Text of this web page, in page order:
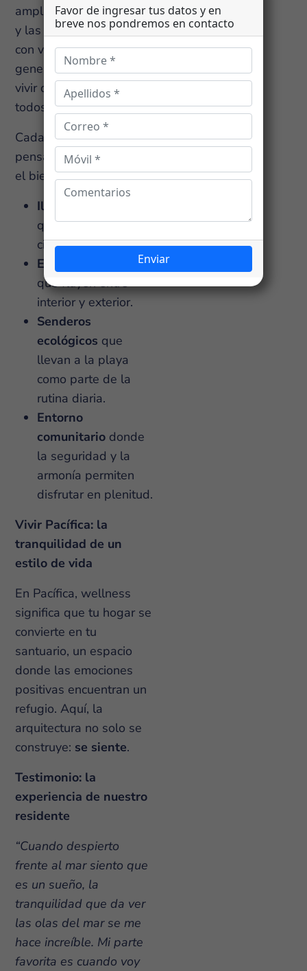
amplitud de los terrenos
y las terrazas privadas
con vistas al mar
generan la sensación de
vivir de vacaciones
todos los días.
Cada detalle está
pensado para promover
el bienestar:
Iluminación natural
que sigue el ritmo
circadiano.
Espacios abiertos
que fluyen entre
interior y exterior.
Senderos
ecológicos que
llevan a la playa
como parte de la
rutina diaria.
Entorno
comunitario donde
la seguridad y la
armonía permiten
disfrutar en plenitud.
Vivir Pacífica: la
tranquilidad de un
estilo de vida
En Pacífica, wellness
significa que tu hogar se
convierte en tu
santuario, un espacio
donde las emociones
positivas encuentran un
refugio. Aquí, la
arquitectura no solo se
construye: se siente.
Testimonio: la
experiencia de nuestro
residente
“Cuando despierto
frente al mar siento que
es un sueño, la
tranquilidad que da ver
las olas del mar se me
hace increíble. Mi parte
favorita es cuando voy